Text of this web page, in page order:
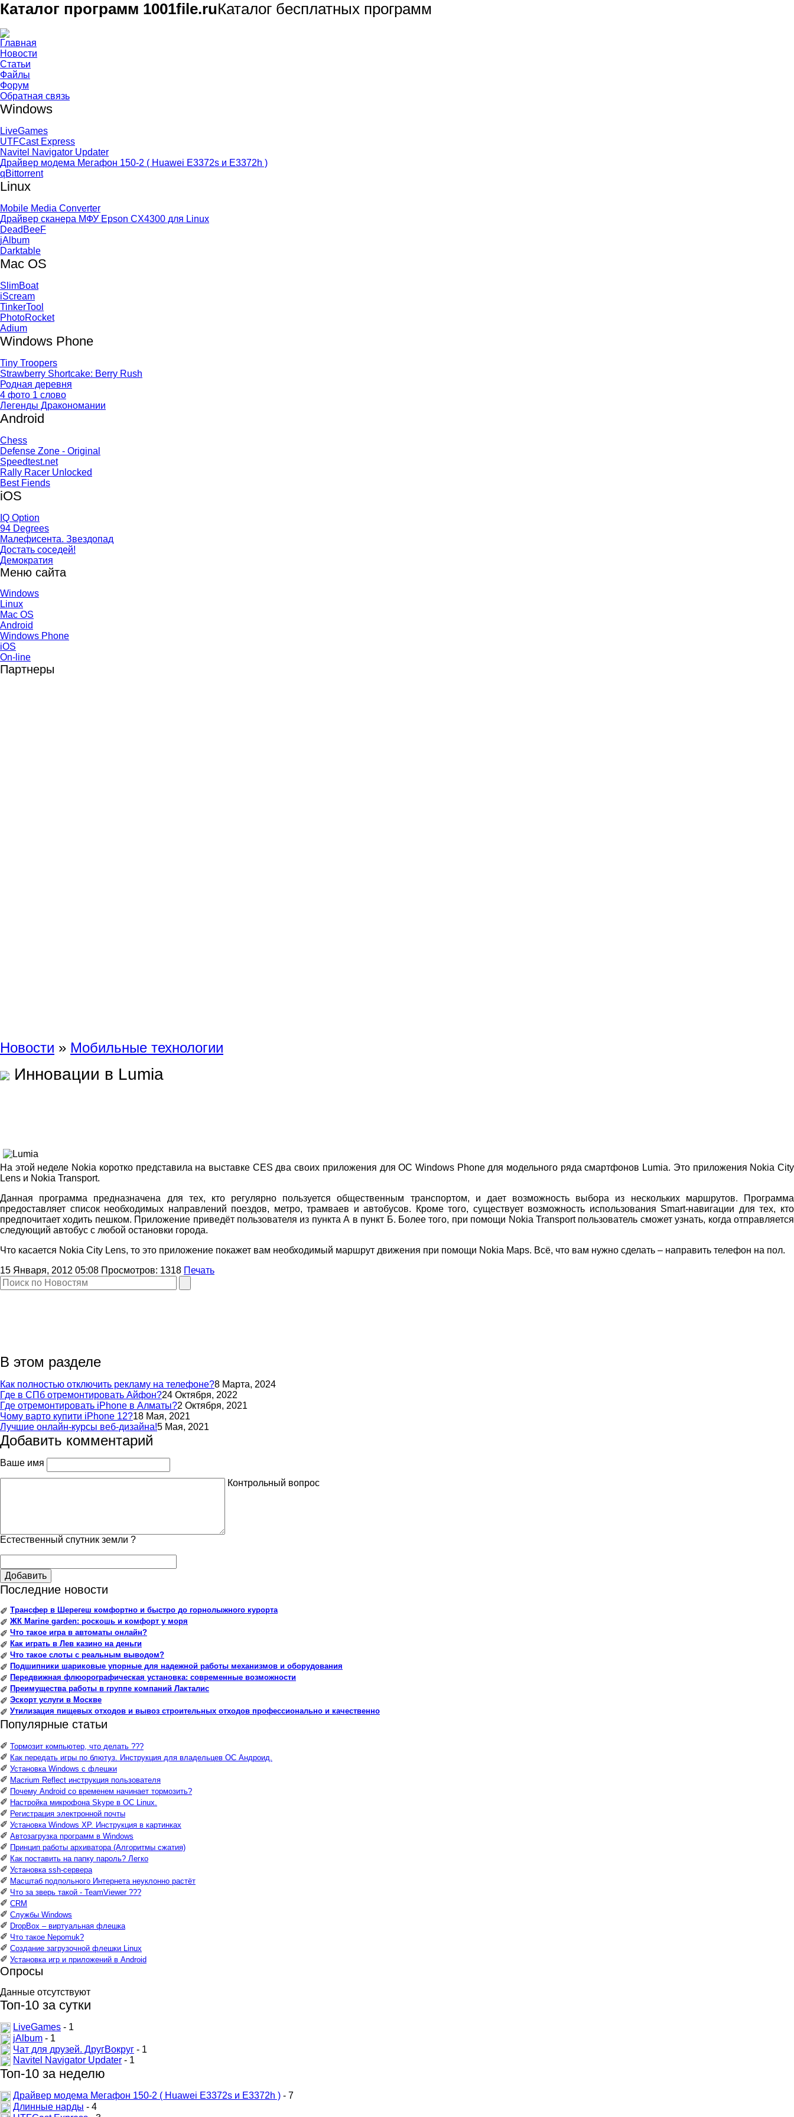
Каталог программ 1001file.ruКаталог бесплатных программ
Главная
Новости
Статьи
Файлы
Форум
Обратная связь
Windows
LiveGames
UTFCast Express
Navitel Navigator Updater
Драйвер модема Мегафон 150-2 ( Huawei E3372s и E3372h )
qBittorrent
Linux
Mobile Media Converter
Драйвер сканера МФУ Epson CX4300 для Linux
DeadBeeF
jAlbum
Darktable
Mac OS
SlimBoat
iScream
TinkerTool
PhotoRocket
Adium
Windows Phone
Tiny Troopers
Strawberry Shortcake: Berry Rush
Родная деревня
4 фото 1 слово
Легенды Дракономании
Android
Chess
Defense Zone - Original
Speedtest.net
Rally Racer Unlocked
Best Fiends
iOS
IQ Option
94 Degrees
Малефисента. Звездопад
Достать соседей!
Демократия
Меню сайта
Windows
Linux
Mac OS
Android
Windows Phone
iOS
On-line
Партнеры
Новости » Мобильные технологии
Инновации в Lumia
На этой неделе Nokia коротко представила на выставке CES два своих приложения для ОС Windows Phone для модельного ряда смартфонов Lumia. Это приложения Nokia City
Lens и Nokia Transport.
Данная программа предназначена для тех, кто регулярно пользуется общественным транспортом, и дает возможность выбора из нескольких маршрутов. Программа
предоставляет список необходимых направлений поездов, метро, трамваев и автобусов. Кроме того, существует возможность использования Smart-навигации для тех, кто
предпочитает ходить пешком. Приложение приведёт пользователя из пункта А в пункт Б. Более того, при помощи Nokia Transport пользователь сможет узнать, когда отправляется
следующий автобус с любой остановки города.
Что касается Nokia City Lens, то это приложение покажет вам необходимый маршрут движения при помощи Nokia Maps. Всё, что вам нужно сделать – направить телефон на пол.
15 Января, 2012 05:08 Просмотров: 1318 Печать
В этом разделе
Как полностью отключить рекламу на телефоне?8 Марта, 2024
Где в СПб отремонтировать Айфон?24 Октября, 2022
Где отремонтировать iPhone в Алматы?2 Октября, 2021
Чому варто купити iPhone 12?18 Мая, 2021
Лучшие онлайн-курсы веб-дизайна!5 Мая, 2021
Добавить комментарий
Ваше имя
Контрольный вопрос
Естественный спутник земли ?
Добавить
Последние новости
✐ Трансфер в Шерегеш комфортно и быстро до горнолыжного курорта
✐ ЖК Marine garden: роскошь и комфорт у моря
✐ Что такое игра в автоматы онлайн?
✐ Как играть в Лев казино на деньги
✐ Что такое слоты с реальным выводом?
✐ Подшипники шариковые упорные для надежной работы механизмов и оборудования
✐ Передвижная флюорографическая установка: современные возможности
✐ Преимущества работы в группе компаний Лакталис
✐ Эскорт услуги в Москве
✐ Утилизация пищевых отходов и вывоз строительных отходов профессионально и качественно
Популярные статьи
✐ Тормозит компьютер, что делать ???
✐ Как передать игры по блютуз. Инструкция для владельцев ОС Андроид.
✐ Установка Windows с флешки
✐ Macrium Reflect инструкция пользователя
✐ Почему Android со временем начинает тормозить?
✐ Настройка микрофона Skype в ОС Linux.
✐ Регистрация электронной почты
✐ Установка Windows XP. Инструкция в картинках
✐ Автозагрузка программ в Windows
✐ Принцип работы архиватора (Алгоритмы сжатия)
✐ Как поставить на папку пароль? Легко
✐ Установка ssh-сервера
✐ Масштаб подпольного Интернета неуклонно растёт
✐ Что за зверь такой - TeamViewer ???
✐ CRM
✐ Службы Windows
✐ DropBox – виртуальная флешка
✐ Что такое Nepomuk?
✐ Создание загрузочной флешки Linux
✐ Установка игр и приложений в Android
Опросы
Данные отсутствуют
Топ-10 за сутки
LiveGames - 1
jAlbum - 1
Чат для друзей. ДругВокруг - 1
Navitel Navigator Updater - 1
Топ-10 за неделю
Драйвер модема Мегафон 150-2 ( Huawei E3372s и E3372h ) - 7
Длинные нарды - 4